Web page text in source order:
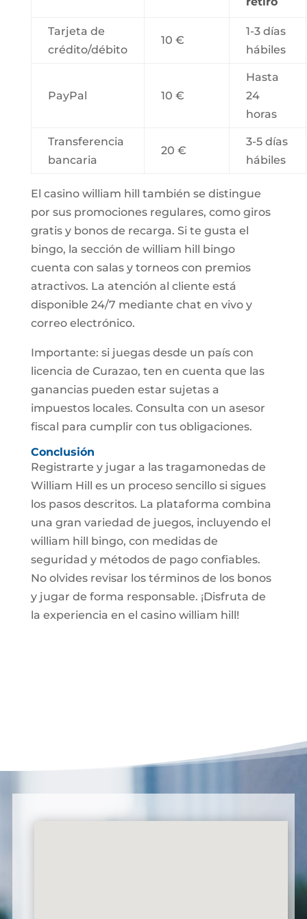
Tarjeta de
crédito/débito
10 €
1-3 días
hábiles
PayPal 10 €
Hasta
24
horas
Transferencia
bancaria
20 €
3-5 días
hábiles
El casino william hill también se distingue
por sus promociones regulares, como giros
gratis y bonos de recarga. Si te gusta el
bingo, la sección de william hill bingo
cuenta con salas y torneos con premios
atractivos. La atención al cliente está
disponible 24/7 mediante chat en vivo y
correo electrónico.
Importante: si juegas desde un país con
licencia de Curazao, ten en cuenta que las
ganancias pueden estar sujetas a
impuestos locales. Consulta con un asesor
fiscal para cumplir con tus obligaciones.
Conclusión
Registrarte y jugar a las tragamonedas de
William Hill es un proceso sencillo si sigues
los pasos descritos. La plataforma combina
una gran variedad de juegos, incluyendo el
william hill bingo, con medidas de
seguridad y métodos de pago confiables.
No olvides revisar los términos de los bonos
y jugar de forma responsable. ¡Disfruta de
la experiencia en el casino william hill!